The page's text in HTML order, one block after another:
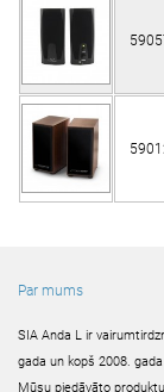
Par mums
SIA Anda L ir
gada un kopš 2008.
Mūsu piedāvāto